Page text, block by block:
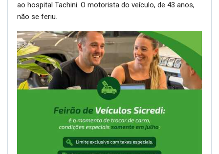
ao hospital Tachini. O motorista do veículo, de 43 anos,
não se feriu.